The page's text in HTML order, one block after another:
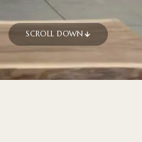
SCROLL DOWN